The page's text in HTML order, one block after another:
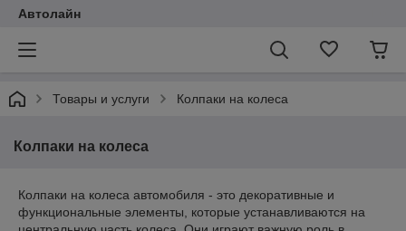
Автолайн
Товары и услуги Колпаки на колеса
Колпаки на колеса
Колпаки на колеса автомобиля - это декоративные и
функциональные элементы, которые устанавливаются на